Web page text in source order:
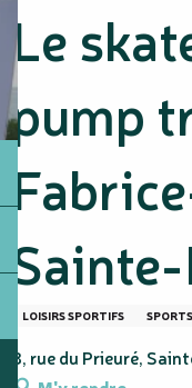
Le
pump
LOISIRS SPORTIFS
8, rue du Prieuré,